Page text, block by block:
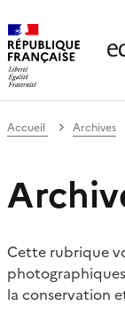
de
Accueil Archives
Cette rubrique
la conservation